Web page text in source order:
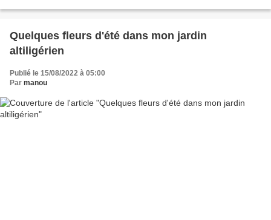
Quelques fleurs d'été dans mon jardin
altiligérien
Publié le 15/08/2022 à 05:00
Par manou